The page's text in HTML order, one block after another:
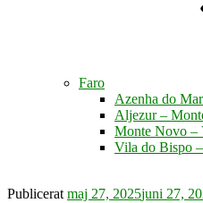
Faro
Azenha do
Aljezur –
Monte Novo –
Vila do Bispo
Publicerat maj 27, 2025juni 27,